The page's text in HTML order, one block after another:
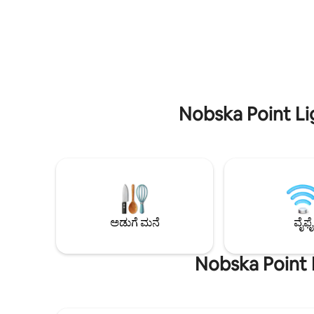
ಮತ್ತು ಬೇಸಿಗೆಯಲ್ಲಿ ಮಾತ್ರ ಬಿಸಿಮಾಡಲಾಗುತ್ತದೆ!Nobska Point
ಅಡುಗೆ ಮನೆ ವೈಫೈ
Nobska Point